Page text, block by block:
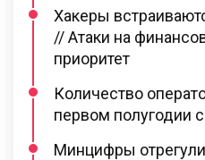
Хакеры
// Атаки на
приоритет
Количество
первом полугодии
Минцифры